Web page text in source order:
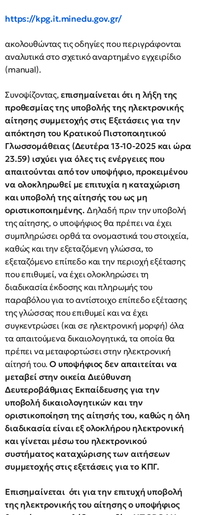
https://kpg.it.minedu.gov.gr/
ακολουθώντας τις οδηγίες που περιγράφονται
αναλυτικά στο σχετικό αναρτημένο εγχειρίδιο
(manual).
Συνοψίζοντας,επισημαίνεται ότι η λήξη της
προθεσμίας της υποβολής της ηλεκτρονικής
αίτησης συμμετοχής στις Εξετάσεις για την
απόκτηση του Κρατικού Πιστοποιητικού
Γλωσσομάθειας (Δευτέρα 13-10-2025 και ώρα
23.59) ισχύει για όλες τις ενέργειες που
απαιτούνται από τον υποψήφιο, προκειμένου
να ολοκληρωθεί με επιτυχία η καταχώριση
και υποβολή της αίτησής του ως μη
οριστικοποιημένης. Δηλαδή πριν την υποβολή
της αίτησης, ο υποψήφιος θα πρέπει να έχει
συμπληρώσει ορθά τα ονομαστικά του στοιχεία,
καθώς και την εξεταζόμενη γλώσσα, το
εξεταζόμενο επίπεδο και την περιοχή εξέτασης
που επιθυμεί, να έχει ολοκληρώσει τη
διαδικασία έκδοσης και πληρωμής του
παραβόλου για το αντίστοιχο επίπεδο εξέτασης
της γλώσσας που επιθυμεί και να έχει
συγκεντρώσει (και σε ηλεκτρονική μορφή) όλα
τα απαιτούμενα δικαιολογητικά, τα οποία θα
πρέπει να μεταφορτώσει στην ηλεκτρονική
αίτησή του.Ο υποψήφιος δεν απαιτείται να
μεταβεί στην οικεία Διεύθυνση
Δευτεροβάθμιας Εκπαίδευσης για την
υποβολή δικαιολογητικών και την
οριστικοποίηση της αίτησής του, καθώς η όλη
διαδικασία είναι εξ ολοκλήρου ηλεκτρονική
και γίνεται μέσω του ηλεκτρονικού
συστήματος καταχώρισης των αιτήσεων
συμμετοχής στις εξετάσεις για το ΚΠΓ.
Επισημαίνεται ότι για την επιτυχή υποβολή
της ηλεκτρονικής του αίτησης ο υποψήφιος